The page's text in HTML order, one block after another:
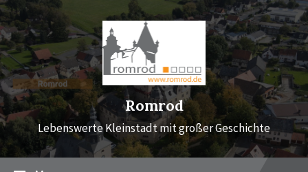
Skip
to
content
Skip
to
main
navigation
Skip
to
footer
Romrod
Lebenswerte Kleinstadt mit großer Geschichte